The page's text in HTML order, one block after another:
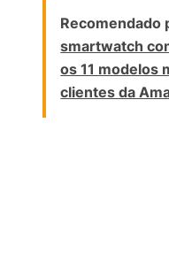
Recomendado
smartwatch
os 11 modelos
clientes da